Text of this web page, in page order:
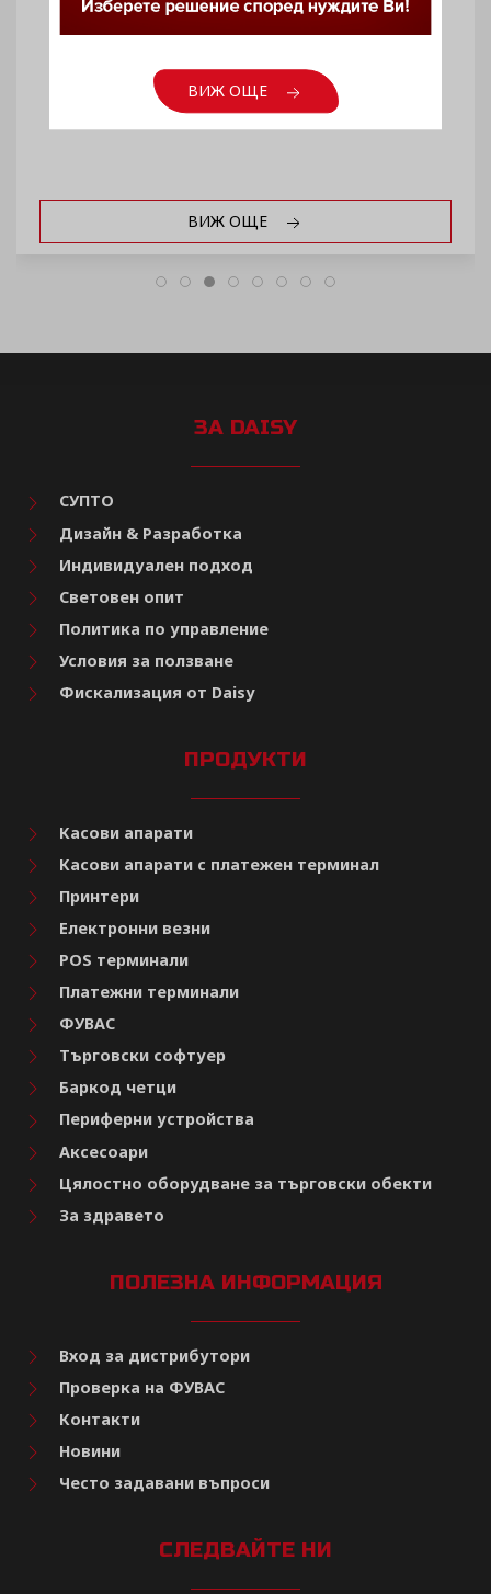
Облачно базиран търговски
софтуер I-Cash Производство
ВИЖ ОЩЕ
ЗА DAISY
СУПТО
Дизайн & Разработка
Индивидуален подход
Световен опит
Политика по управление
Условия за ползване
Фискализация от Daisy
ПРОДУКТИ
Касови апарати
Касови апарати с платежен терминал
Принтери
Електронни везни
POS терминали
Платежни терминали
ФУВАС
Търговски софтуер
Баркод четци
Периферни устройства
Аксесоари
Цялостно оборудване за търговски обекти
За здравето
ПОЛЕЗНА ИНФОРМАЦИЯ
Вход за дистрибутори
Проверка на ФУВАС
Контакти
Новини
Често задавани въпроси
СЛЕДВАЙТЕ НИ
ВИЖ ОЩЕ